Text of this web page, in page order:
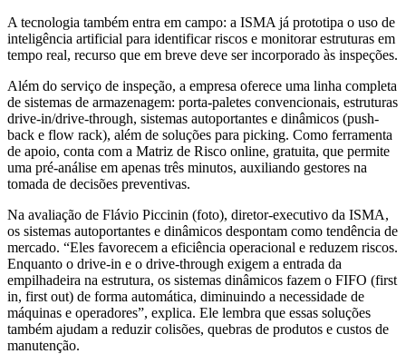
A tecnologia também entra em campo: a ISMA já prototipa o uso de
inteligência artificial para identificar riscos e monitorar estruturas em
tempo real, recurso que em breve deve ser incorporado às inspeções.
Além do serviço de inspeção, a empresa oferece uma linha completa
de sistemas de armazenagem: porta-paletes convencionais, estruturas
drive-in/drive-through, sistemas autoportantes e dinâmicos (push-
back e flow rack), além de soluções para picking. Como ferramenta
de apoio, conta com a Matriz de Risco online, gratuita, que permite
uma pré-análise em apenas três minutos, auxiliando gestores na
tomada de decisões preventivas.
Na avaliação de Flávio Piccinin (foto), diretor-executivo da ISMA,
os sistemas autoportantes e dinâmicos despontam como tendência de
mercado. “Eles favorecem a eficiência operacional e reduzem riscos.
Enquanto o drive-in e o drive-through exigem a entrada da
empilhadeira na estrutura, os sistemas dinâmicos fazem o FIFO (first
in, first out) de forma automática, diminuindo a necessidade de
máquinas e operadores”, explica. Ele lembra que essas soluções
também ajudam a reduzir colisões, quebras de produtos e custos de
manutenção.